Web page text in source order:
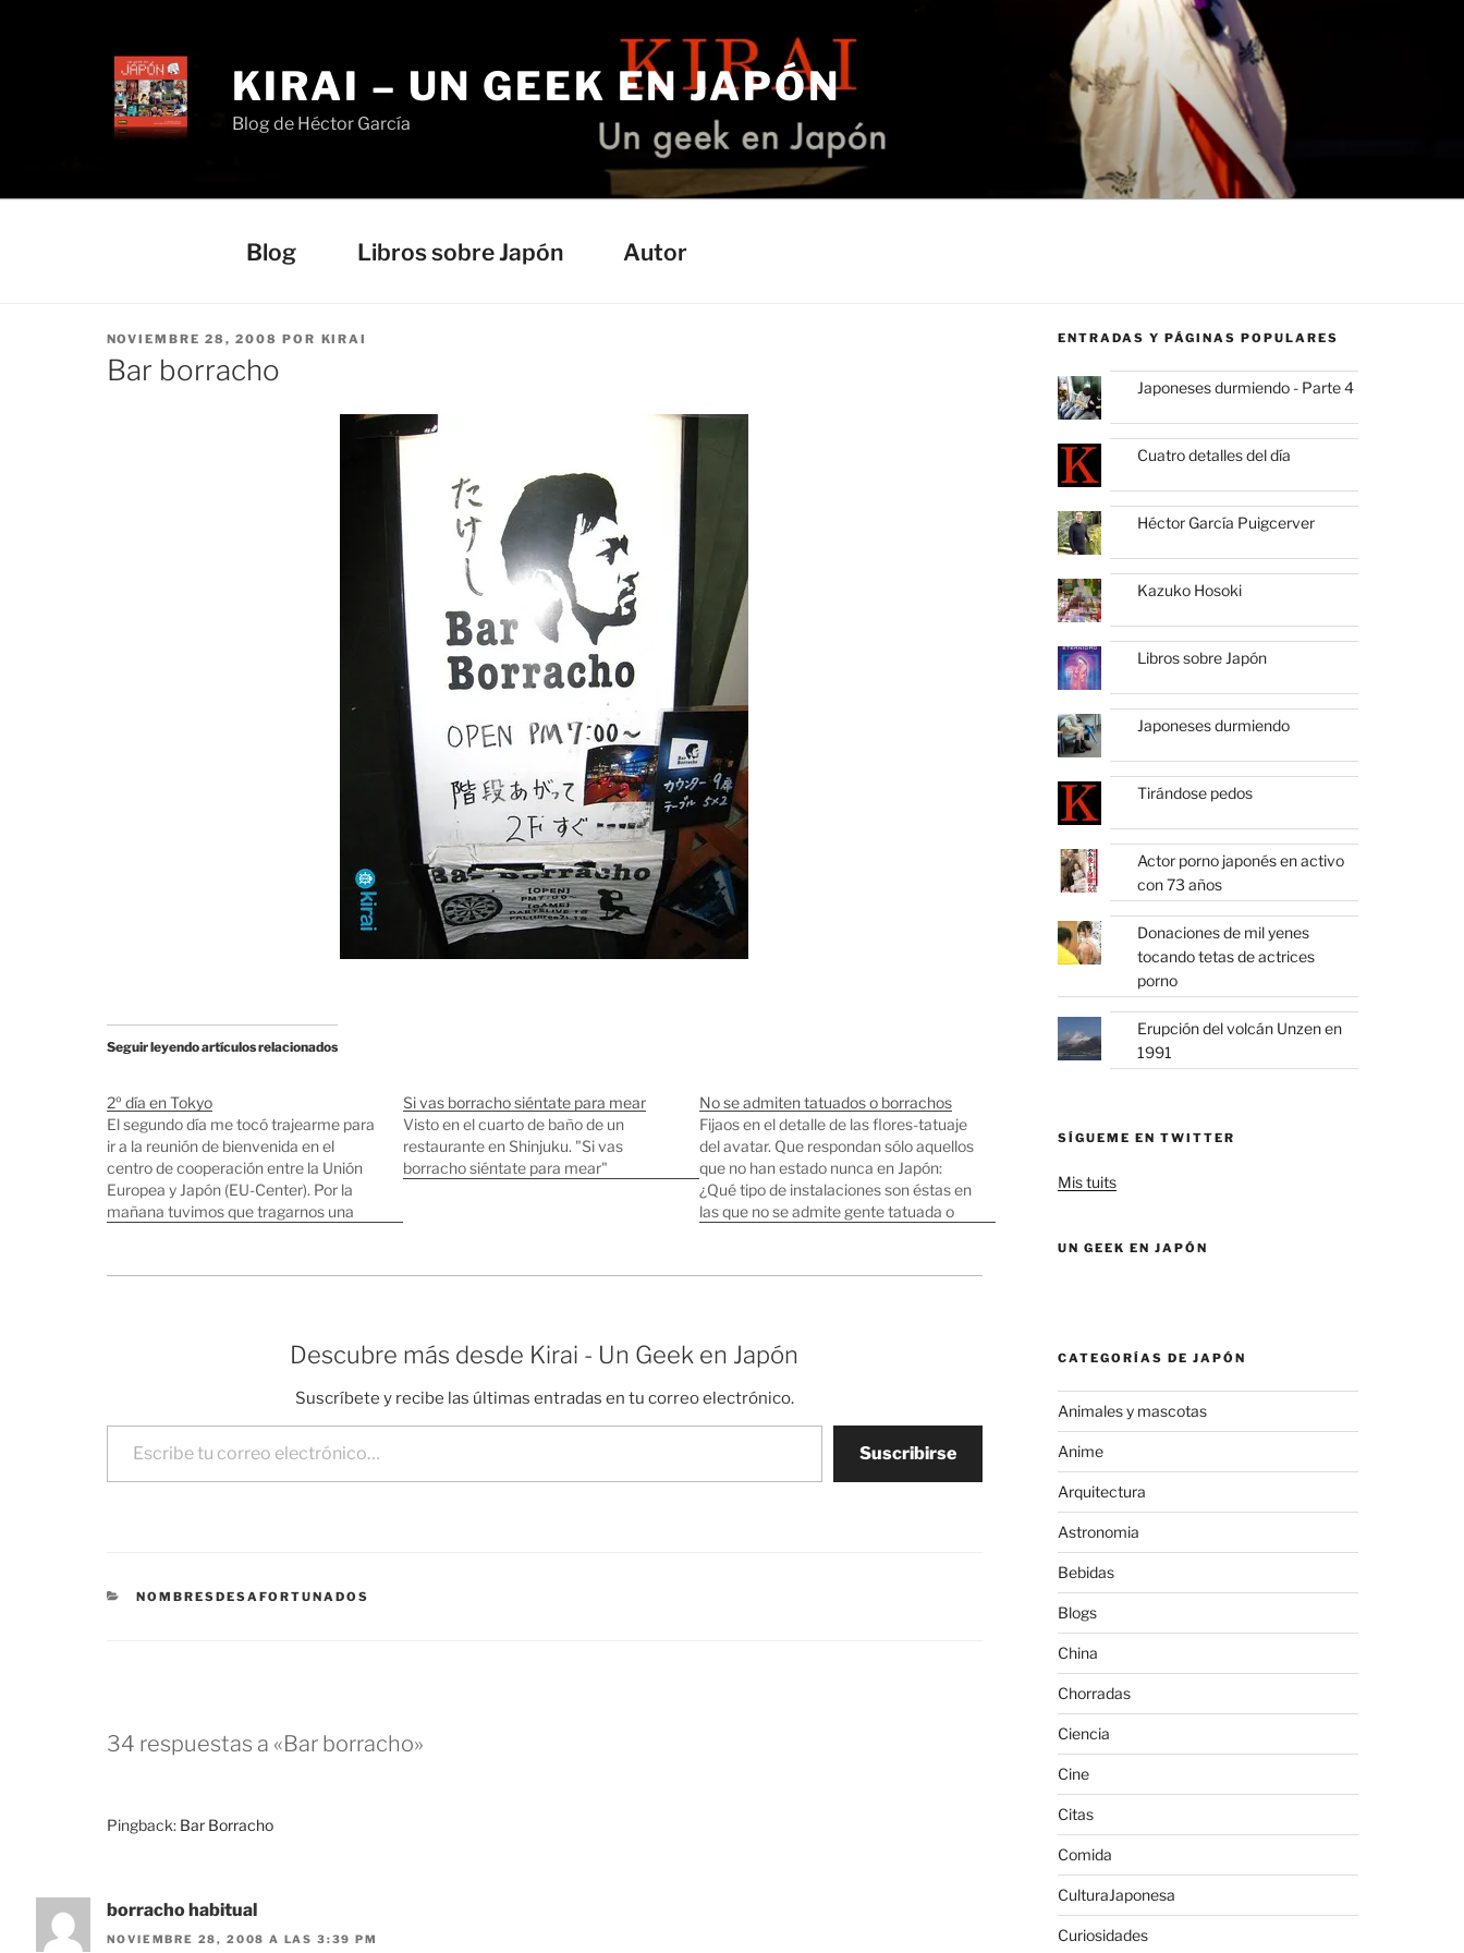
KIRAI – UN GEEK EN JAPÓN
Blog de Héctor García
Blog Libros sobre Japón Autor
PUBLICADO
EL
NOVIEMBRE 28, 2008 POR KIRAI
Bar borracho
Seguir leyendo artículos relacionados
2º día en Tokyo
El segundo día me tocó trajearme para
ir a la reunión de bienvenida en el
centro de cooperación entre la Unión
Europea y Japón (EU-Center). Por la
mañana tuvimos que tragarnos una
cortesia típicas de los japoneses, pero…
Si vas borracho siéntate para mear
Visto en el cuarto de baño de un
restaurante en Shinjuku. "Si vas
borracho siéntate para mear"
No se admiten tatuados o borrachos
Fijaos en el detalle de las flores-tatuaje
del avatar. Que respondan sólo aquellos
que no han estado nunca en Japón:
¿Qué tipo de instalaciones son éstas en
las que no se admite gente tatuada o
Descubre más desde Kirai - Un Geek en Japón
Suscríbete y recibe las últimas entradas en tu correo electrónico.
Escribe tu correo electrónico…
Suscribirse
CATEGORÍAS
NOMBRESDESAFORTUNADOS
34 respuestas a «Bar borracho»
Pingback: Bar Borracho
borracho habitual
NOVIEMBRE 28, 2008 A LAS 3:39 PM
ENTRADAS Y PÁGINAS POPULARES
Japoneses durmiendo - Parte 4
Cuatro detalles del día
Héctor García Puigcerver
Kazuko Hosoki
Libros sobre Japón
Japoneses durmiendo
Tirándose pedos
Actor porno japonés en activo
con 73 años
Donaciones de mil yenes
tocando tetas de actrices
porno
Erupción del volcán Unzen en
1991
SÍGUEME EN TWITTER
Mis tuits
UN GEEK EN JAPÓN
CATEGORÍAS DE JAPÓN
Animales y mascotas
Anime
Arquitectura
Astronomia
Bebidas
Blogs
China
Chorradas
Ciencia
Cine
Citas
Comida
CulturaJaponesa
Curiosidades